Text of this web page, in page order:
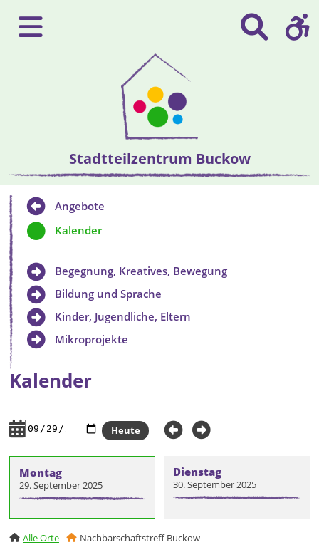
Stadtteilzentrum Buckow
Kalender
Montag
29. September 2025
Dienstag
30. September 2025
Alle Orte
Nachbarschaftstreff Buckow
Heute
Angebote
Kalender
Begegnung, Kreatives, Bewegung
Bildung und Sprache
Kinder, Jugendliche, Eltern
Mikroprojekte